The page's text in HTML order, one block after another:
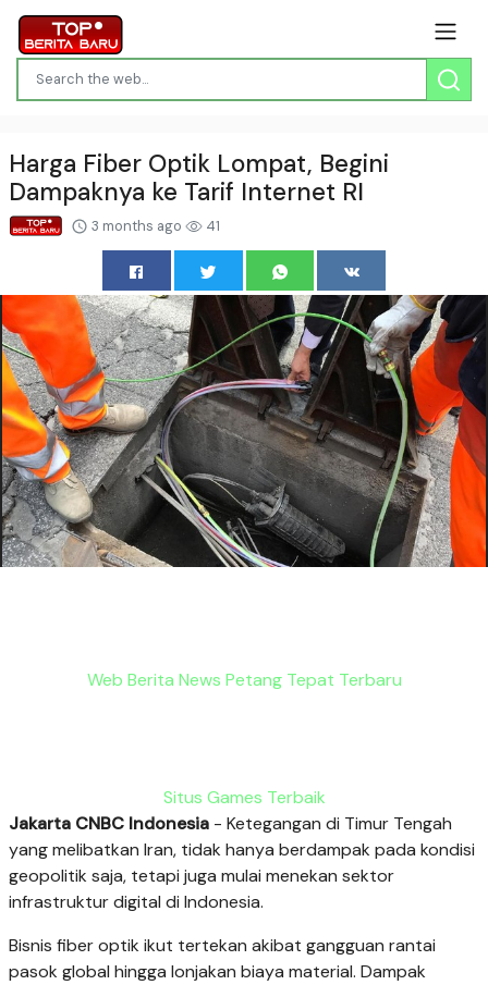
Harga Fiber Optik Lompat, Begini
Dampaknya ke Tarif Internet RI
3 months ago 41
Web Berita News Petang Tepat Terbaru
Situs Games Terbaik
Jakarta CNBC Indonesia - Ketegangan di Timur Tengah
yang melibatkan Iran, tidak hanya berdampak pada kondisi
geopolitik saja, tetapi juga mulai menekan sektor
infrastruktur digital di Indonesia.
Bisnis fiber optik ikut tertekan akibat gangguan rantai
pasok global hingga lonjakan biaya material. Dampak